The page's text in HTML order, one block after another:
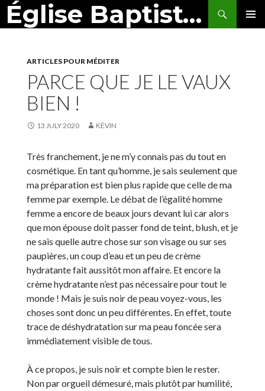
Église Baptiste de Montbéliard
Search
SKIP
ARTICLES POUR MÉDITER
PARCE QUE JE LE VAUX
BIEN !
13 JULY 2020 KÉVIN
Très franchement, je ne m’y connais pas du tout en
cosmétique. En tant qu’homme, je sais seulement que
ma préparation est bien plus rapide que celle de ma
femme par exemple. Le débat de l’égalité homme
femme a encore de beaux jours devant lui car alors
que mon épouse doit passer fond de teint, blush, et je
ne sais quelle autre chose sur son visage ou sur ses
paupières, un coup d’eau et un peu de crème
hydratante fait aussitôt mon affaire. Et encore la
crème hydratante n’est pas nécessaire pour tout le
monde ! Mais je suis noir de peau voyez-vous, les
choses sont donc un peu différentes. En effet, toute
trace de déshydratation sur ma peau foncée sera
immédiatement visible de tous.
À ce propos, je suis noir et compte bien le rester.
Non par orgueil démesuré, mais plutôt par humilité,